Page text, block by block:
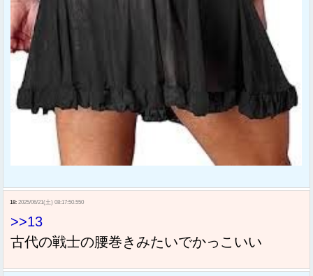
18: 2025/06/21(土) 08:17:50.550
>>13
古代の戦士の腰巻きみたいでかっこいい